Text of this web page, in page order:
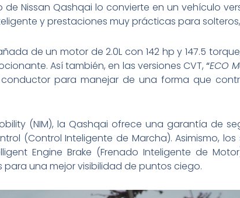
de Nissan Qashqai lo convierte en un vehículo
y prestaciones muy prácticas para
de un motor de 2.0L con 142 hp y 147.5
Así también, en las versiones CVT, “ECO
para manejar de una forma que
(NIM), la Qashqai ofrece una garantía de
(Control Inteligente de Marcha). Asimismo,
Engine Brake (Frenado Inteligente de
una mejor visibilidad de puntos ciego.